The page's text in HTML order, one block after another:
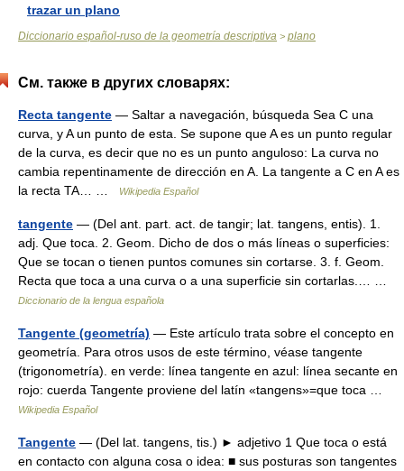
trazar un plano
Diccionario español-ruso de la geometría descriptiva > plano
См. также в других словарях:
Recta tangente — Saltar a navegación, búsqueda Sea C una
curva, y A un punto de esta. Se supone que A es un punto regular
de la curva, es decir que no es un punto anguloso: La curva no
cambia repentinamente de dirección en A. La tangente a C en A es
la recta TA… …
Wikipedia Español
tangente — (Del ant. part. act. de tangir; lat. tangens, entis). 1.
adj. Que toca. 2. Geom. Dicho de dos o más líneas o superficies:
Que se tocan o tienen puntos comunes sin cortarse. 3. f. Geom.
Recta que toca a una curva o a una superficie sin cortarlas.… …
Diccionario de la lengua española
Tangente (geometría) — Este artículo trata sobre el concepto en
geometría. Para otros usos de este término, véase tangente
(trigonometría). en verde: línea tangente en azul: línea secante en
rojo: cuerda Tangente proviene del latín «tangens»=que toca …
Wikipedia Español
Tangente — (Del lat. tangens, tis.) ► adjetivo 1 Que toca o está
en contacto con alguna cosa o idea: ■ sus posturas son tangentes